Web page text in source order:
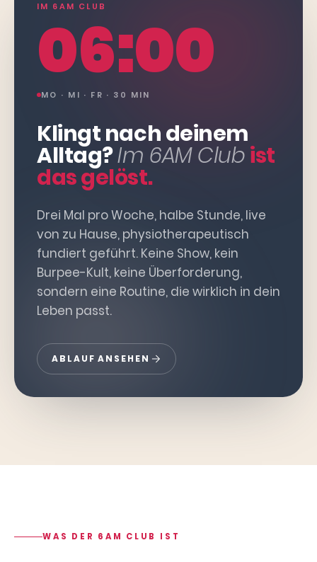
IM 6AM CLUB
06:00
MO · MI · FR · 30 MIN
Klingt nach deinem
Alltag?Im 6AM Clubist
das gelöst.
Drei Mal pro Woche, halbe Stunde, live
von zu Hause, physiotherapeutisch
fundiert geführt. Keine Show, kein
Burpee-Kult, keine Überforderung,
sondern eine Routine, die wirklich in dein
Leben passt.
ABLAUF ANSEHEN
WAS DER 6AM CLUB IST